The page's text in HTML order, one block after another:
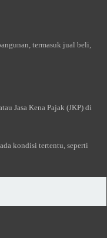
termasuk jual beli,
Jasa Kena Pajak (JKP) di
kondisi tertentu, seperti